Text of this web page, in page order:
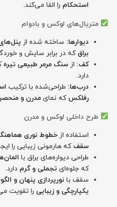
استحکام را القا می‌کند.
متریال‌های لوکس و بادوام
دیوارها: ساخته شده از
براق که در برابر سایش و
کف: از سنگ مرمر طبیعی تیره
دارد.
درب‌ها: طراحی‌شده با ترکیب
رفلکس که نمای مدرن و
طرح داخلی لوکس و مدرن
استفاده از خطوط نوری هماهنگ
سقف که هارمونی زیبایی را
طراحی دیواره‌های براق با
که جلوه‌ای تجملی و گرم دارد.
سقف با نورپردازی پنهان و
یکپارچگی و زیبایی را تقویت